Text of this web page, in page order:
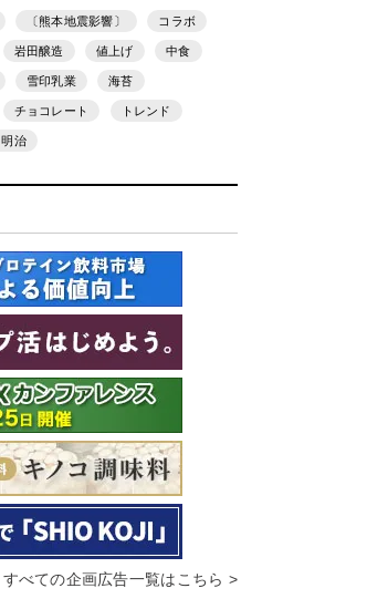
〔熊本地震影響〕 コラボ
岩田醸造 値上げ 中食
雪印乳業 海苔
チョコレート トレンド
明治
すべての企画広告一覧はこちら >